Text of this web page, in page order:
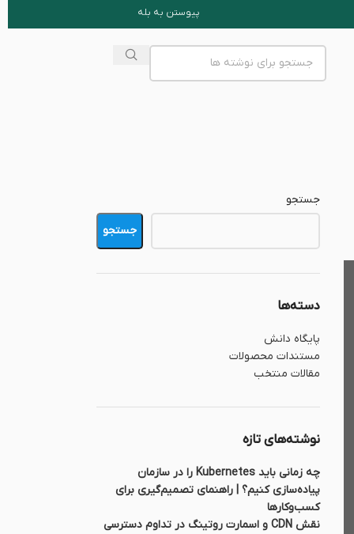
پیوستن به بله
جستجو
جستجو
دسته‌ها
پایگاه دانش
مستندات محصولات
مقالات منتخب
نوشته‌های تازه
چه زمانی باید Kubernetes را در سازمان
پیاده‌سازی کنیم؟ | راهنمای تصمیم‌گیری برای
کسب‌وکارها
نقش CDN و اسمارت روتینگ در تداوم دسترسی